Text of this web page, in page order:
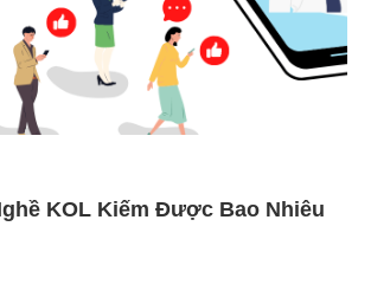
KOL Kiếm Được Bao Nhiêu